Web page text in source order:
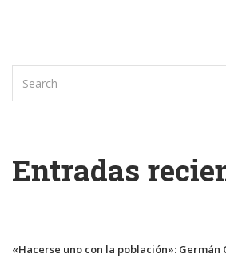
Entradas
«Hacerse uno con la población»: Germán